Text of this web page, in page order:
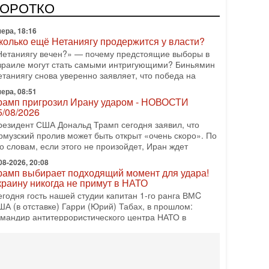
АХИ «Дракон», которую называют самой мощной
на Ближнем Востоке. Передача прошла на
18:16
ещё Нетаниягу продержится у власти?
вечен?» — почему предстоящие выборы в
могут стать самыми интригующими? Биньямин
снова уверенно заявляет, что победа на
08:51
пригрозил Ирану ударом - НОВОСТИ
08/2026
США Дональд Трамп сегодня заявил, что
пролив может быть открыт «очень скоро». По
словам, если этого не произойдет, Иран ждет
2026, 20:08
выбирает подходящий момент для удара!
никогда не примут в НАТО
гость нашей студии капитан 1-го ранга ВМC
(в отставке) Гарри (Юрий) Табах, в прошлом:
антитеррористического центра НАТО в